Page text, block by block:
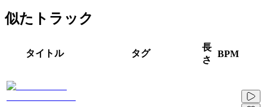
似たトラック
タイトル タグ
長
さ
BPM